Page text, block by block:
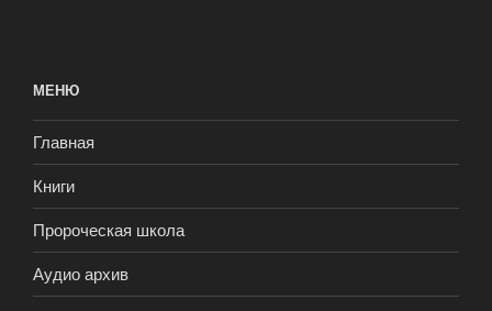
МЕНЮ
Главная
Книги
Пророческая школа
Аудио архив